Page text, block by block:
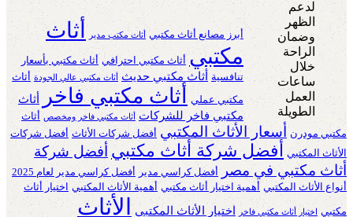
أبرز مصانع أثاث مكتبي أثاث مكتب مدير
أثاث
مكتبي أثاث مكتبي احترافي أثاث مكتبي بأسعار
تنافسية أثاث مكتبي حديث أثاث مكتبي عالي الجودة أثاث
مكتبي عملي أثاث مكتبي فاخر أثاث
مكتبي فاخر للشركات
أثاث مكتبي فاخر ومخصص أثاث
مكتبي مودرن أسعار الأثاث المكتبي أفضل شركات الأثاث أفضل شركات
الأثاث المكتبي أفضل شركة أثاث مكتبي أفضل شركة
أثاث مكتبي في مصر
أفضل كراسي مدير أفضل كراسي مدير لعام 2025
أنواع الأثاث المكتبي أهمية اختيار أثاث مكتبي أهمية الأثاث المكتبي اختيار أثاث
مكتبي اختيار أثاث مكتبي فاخر اختيار الأثاث المكتبي الأثاث